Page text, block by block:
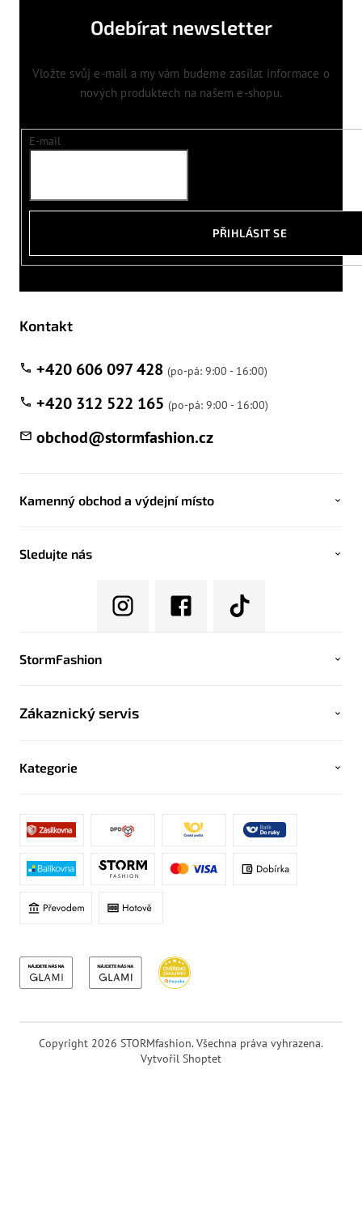
Odebírat newsletter
Vložte svůj e-mail a my vám budeme zasílat informace o
nových produktech na našem e-shopu.
E-mail
PŘIHLÁSIT SE
Kontakt
obchod@stormfashion.cz
+420 606 097 428
+420 312 522 165
Kamenný obchod a výdejní místo
Sledujte nás
StormFashion
Zákaznický servis
Kategorie
Vytvořil Shoptet
Copyright 2026 STORMfashion. Všechna práva vyhrazena.